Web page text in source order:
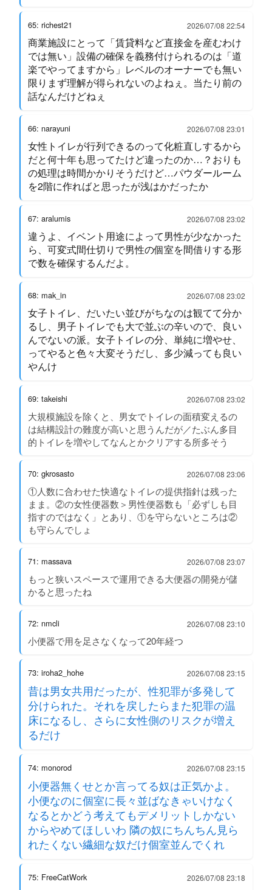
65: richest21 2026/07/08 22:54
商業施設にとって「賃貸料など直接金を産むわけ
では無い」設備の確保を義務付けられるのは「道
楽でやってますから」レベルのオーナーでも無い
限りまず理解が得られないのよねぇ。当たり前の
話なんだけどねぇ
66: narayuni 2026/07/08 23:01
女性トイレが行列できるのって化粧直しするから
だと何十年も思ってたけど違ったのか…？おりも
の処理は時間かかりそうだけど…パウダールーム
を2階に作ればと思ったが浅はかだったか
67: aralumis 2026/07/08 23:02
違うよ、イベント用途によって男性が少なかった
ら、可変式間仕切りで男性の個室を間借りする形
で数を確保するんだよ。
68: mak_in 2026/07/08 23:02
女子トイレ、だいたい並びがちなのは観てて分か
るし、男子トイレでも大で並ぶの辛いので、良い
んでないの派。女子トイレの分、単純に増やせ、
ってやると色々大変そうだし、多少減っても良い
やんけ
69: takeishi 2026/07/08 23:02
大規模施設を除くと、男女でトイレの面積変えるの
は結構設計の難度が高いと思うんだが／たぶん多目
的トイレを増やしてなんとかクリアする所多そう
70: gkrosasto 2026/07/08 23:06
①人数に合わせた快適なトイレの提供指針は残った
まま。②の女性便器数＞男性便器数も「必ずしも目
指すのではなく」とあり、①を守らないところは②
も守らんでしょ
71: massava 2026/07/08 23:07
もっと狭いスペースで運用できる大便器の開発が儲
かると思ったね
72: nmcli 2026/07/08 23:10
小便器で用を足さなくなって20年経つ
73: iroha2_hohe 2026/07/08 23:15
昔は男女共用だったが、性犯罪が多発して
分けられた。それを戻したらまた犯罪の温
床になるし、さらに女性側のリスクが増え
るだけ
74: monorod 2026/07/08 23:15
小便器無くせとか言ってる奴は正気かよ。
小便なのに個室に長々並ばなきゃいけなく
なるとかどう考えてもデメリットしかない
からやめてほしいわ 隣の奴にちんちん見ら
れたくない繊細な奴だけ個室並んでくれ
75: FreeCatWork 2026/07/08 23:18